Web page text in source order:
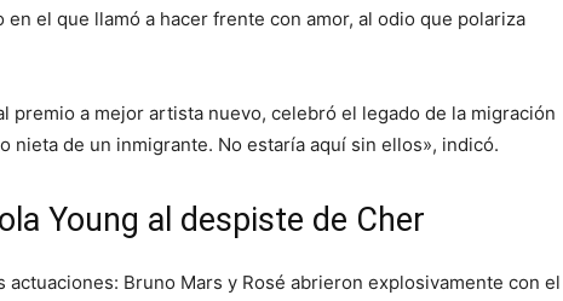
el que llamó a hacer frente con amor, al odio que polariza
premio a mejor artista nuevo, celebró el legado de la migración
nieta de un inmigrante. No estaría aquí sin ellos», indicó.
Young al despiste de Cher
actuaciones: Bruno Mars y Rosé abrieron explosivamente con el